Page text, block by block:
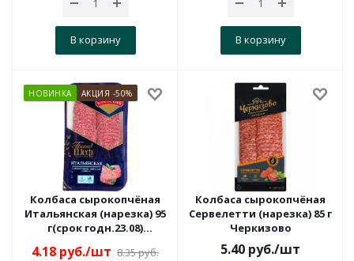
В корзину В корзину
НОВИНКА АКЦИЯ -50%
Колбаса сырокопчёная
Итальянская (нарезка) 95
г(срок годн.23.08)
4.18 руб./шт 8.35руб.
Колбаса сырокопчёная
Сервелетти (нарезка) 85 г
Черкизово
5.40 руб./шт